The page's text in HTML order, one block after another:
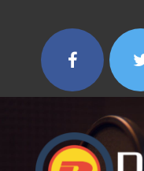
contenido